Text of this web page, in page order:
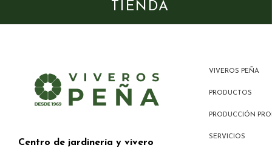
TIENDA
Centro de jardinería y vivero
VIVEROS PEÑA
PRODUCTOS
PRODUCCIÓN
SERVICIOS